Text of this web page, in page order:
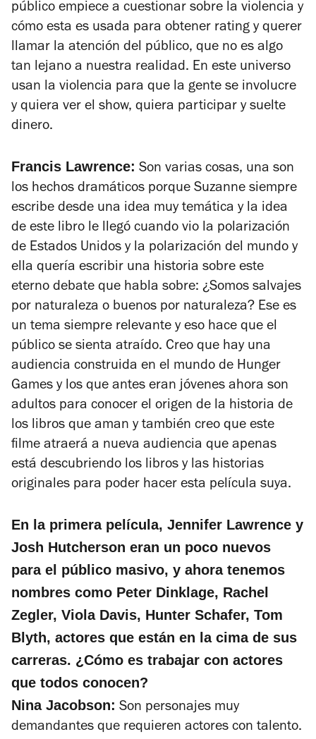
público empiece a cuestionar sobre la violencia y
cómo esta es usada para obtener rating y querer
llamar la atención del público, que no es algo
tan lejano a nuestra realidad. En este universo
usan la violencia para que la gente se involucre
y quiera ver el show, quiera participar y suelte
dinero.
Francis Lawrence: Son varias cosas, una son
los hechos dramáticos porque Suzanne siempre
escribe desde una idea muy temática y la idea
de este libro le llegó cuando vio la polarización
de Estados Unidos y la polarización del mundo y
ella quería escribir una historia sobre este
eterno debate que habla sobre: ¿Somos salvajes
por naturaleza o buenos por naturaleza? Ese es
un tema siempre relevante y eso hace que el
público se sienta atraído. Creo que hay una
audiencia construida en el mundo de Hunger
Games y los que antes eran jóvenes ahora son
adultos para conocer el origen de la historia de
los libros que aman y también creo que este
filme atraerá a nueva audiencia que apenas
está descubriendo los libros y las historias
originales para poder hacer esta película suya.
En la primera película, Jennifer Lawrence y
Josh Hutcherson eran un poco nuevos
para el público masivo, y ahora tenemos
nombres como Peter Dinklage, Rachel
Zegler, Viola Davis, Hunter Schafer, Tom
Blyth, actores que están en la cima de sus
carreras. ¿Cómo es trabajar con actores
que todos conocen?
Nina Jacobson: Son personajes muy
demandantes que requieren actores con talento.